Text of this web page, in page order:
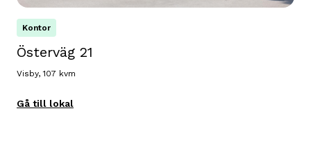
Kontor
Österväg 21
Visby, 107 kvm
Gå till lokal